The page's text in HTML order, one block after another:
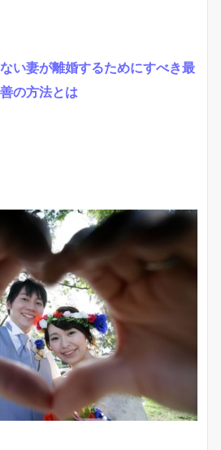
い妻が離婚するためにすべき最
善の方法とは